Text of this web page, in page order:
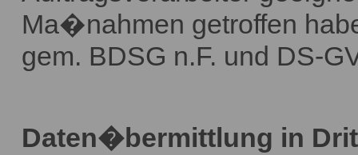
Ma�nahmen getroffen
gem. BDSG n.F. und DS-
Daten�bermittlung in